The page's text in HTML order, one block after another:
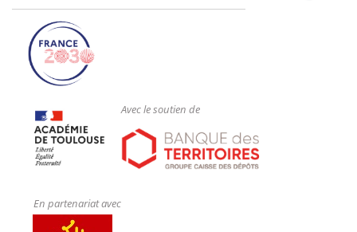
Avec le soutien de
En partenariat avec